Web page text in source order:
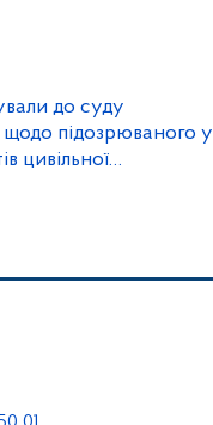
підозрюваного у
цивільної